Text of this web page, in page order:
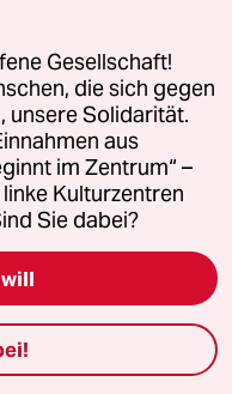
Gesellschaft!
die sich gegen
unsere Solidarität.
aus
im Zentrum“ –
Kulturzentren
Sie dabei?